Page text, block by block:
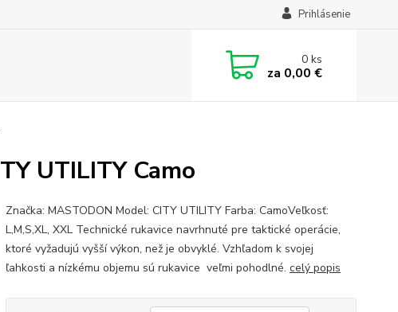
Prihlásenie
0ks
za 0,00 €
UTILITY Camo
Značka: MASTODON Model: CITY UTILITY Farba: CamoVeľkosť:
L,M,S,XL, XXL Technické rukavice navrhnuté pre taktické operácie,
ktoré vyžadujú vyšší výkon, než je obvyklé. Vzhľadom k svojej
ľahkosti a nízkému objemu sú rukavice veľmi pohodlné. celý popis